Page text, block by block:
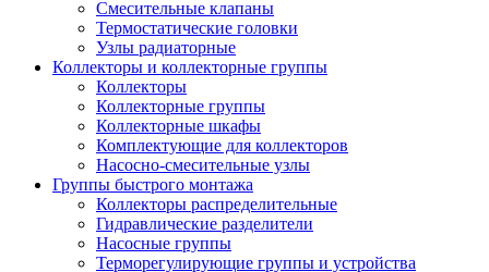
Смесительные клапаны
Термостатические головки
Узлы радиаторные
Коллекторы и коллекторные группы
Коллекторы
Коллекторные группы
Коллекторные шкафы
Комплектующие для коллекторов
Насосно-смесительные узлы
Группы быстрого монтажа
Коллекторы распределительные
Гидравлические разделители
Насосные группы
Терморегулирующие группы и устройства